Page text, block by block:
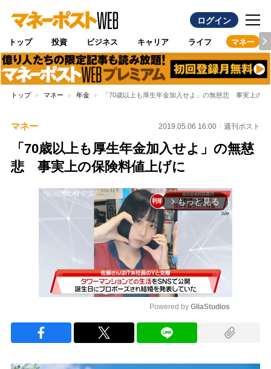
ログイン
トップ 投資 ビジネス キャリア ライフ マネー
トップ マネー 年金 「70歳以上も厚生年金加入せよ」の無慈悲 事実上の保
マネー 2019.05.06 16:00 週刊ポスト
「70歳以上も厚生年金加入せよ」の無慈
悲 事実上の保険料値上げに
arrow_forward_ios もっと見る
Powered by GliaStudios